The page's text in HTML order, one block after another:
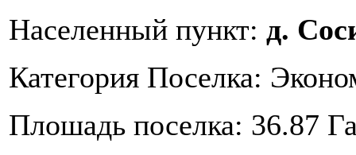
Населенный пункт: д.
Категория Поселка:
Плошадь поселка: 36.87